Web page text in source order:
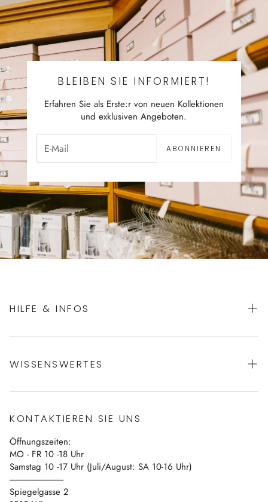
BLEIBEN SIE INFORMIERT!
Erfahren Sie als Erste:r von neuen Kollektionen
und exklusiven Angeboten.
ABONNIEREN
HILFE & INFOS
Datenschutz
Impressum
Vertrag widerrufen
WISSENSWERTES
Blog
Kontakt
KONTAKTIEREN SIE UNS
Öffnungszeiten:
MO - FR 10 -18 Uhr
Samstag 10 -17 Uhr (Juli/August: SA 10-16 Uhr)
------------------------------
Spiegelgasse 2